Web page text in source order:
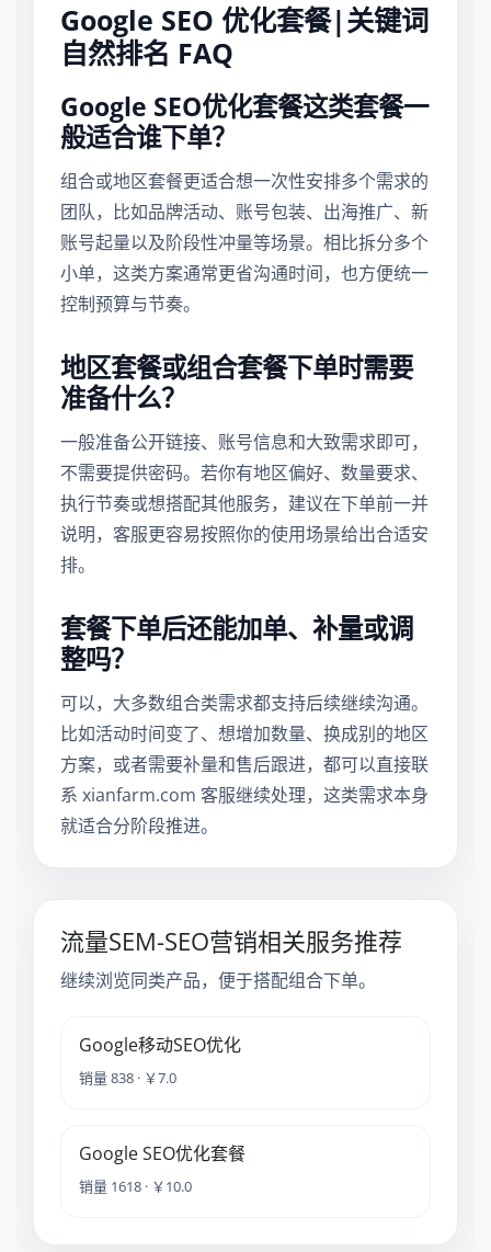
Google SEO 优化套餐|关键词
自然排名 FAQ
Google SEO优化套餐这类套餐一
般适合谁下单？
组合或地区套餐更适合想一次性安排多个需求的
团队，比如品牌活动、账号包装、出海推广、新
账号起量以及阶段性冲量等场景。相比拆分多个
小单，这类方案通常更省沟通时间，也方便统一
控制预算与节奏。
地区套餐或组合套餐下单时需要
准备什么？
一般准备公开链接、账号信息和大致需求即可，
不需要提供密码。若你有地区偏好、数量要求、
执行节奏或想搭配其他服务，建议在下单前一并
说明，客服更容易按照你的使用场景给出合适安
排。
套餐下单后还能加单、补量或调
整吗？
可以，大多数组合类需求都支持后续继续沟通。
比如活动时间变了、想增加数量、换成别的地区
方案，或者需要补量和售后跟进，都可以直接联
系 xianfarm.com 客服继续处理，这类需求本身
就适合分阶段推进。
流量SEM-SEO营销相关服务推荐
继续浏览同类产品，便于搭配组合下单。
Google移动SEO优化
销量 838 · ￥7.0
Google SEO优化套餐
销量 1618 · ￥10.0